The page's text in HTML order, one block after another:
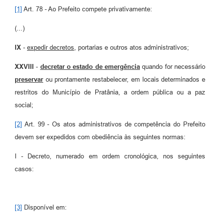
[1] Art. 78 - Ao Prefeito compete privativamente:
(...)
IX - expedir decretos , portarias e outros atos administrativos;
XXVIII - decretar o estado de emergência quando for necessário
preservar ou prontamente restabelecer, em locais determinados e
restritos do Município de Pratânia, a ordem pública ou a paz
social;
[2] Art. 99 - Os atos administrativos de competência do Prefeito
devem ser expedidos com obediência às seguintes normas:
I - Decreto, numerado em ordem cronológica, nos seguintes
casos:
[3] Disponível em: